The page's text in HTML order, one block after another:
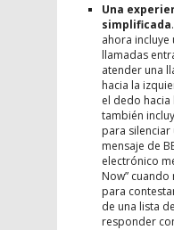
Una
simplificada
ahora incluye
llamadas
atender una
hacia la
el dedo hacia
también
para silenciar
mensaje de
electrónico
Now”
para
de una lista
responder